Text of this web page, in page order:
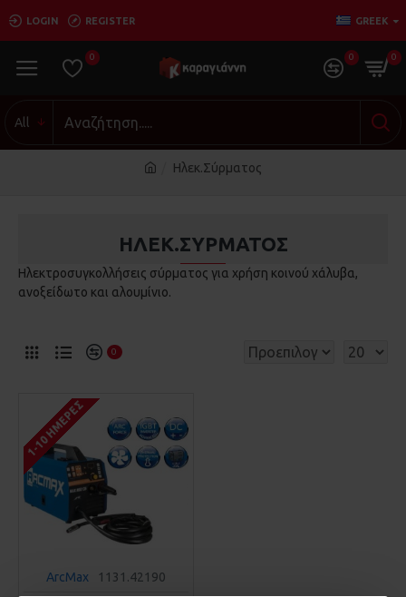
LOGIN REGISTER GREEK
0 0 0
All
Ηλεκ.Σύρματος
ΗΛΕΚ.ΣΎΡΜΑΤΟΣ
Ηλεκτροσυγκολλήσεις σύρματος για χρήση κοινού χάλυβα,
ανοξείδωτο και αλουμίνιο.
0
1-10 ΗΜΈΡΕΣ
ArcMax 1131.42190